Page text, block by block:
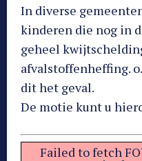
In diverse
kinderen die nog in
geheel
afvalstoffenheffing.
dit het geval.
De motie kunt u
Failed to fetch